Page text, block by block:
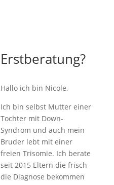
Erstberatung?
Hallo ich bin Nicole,
Ich bin selbst Mutter einer
Tochter mit Down-
Syndrom und auch mein
Bruder lebt mit einer
freien Trisomie. Ich berate
seit 2015 Eltern die frisch
die Diagnose bekommen